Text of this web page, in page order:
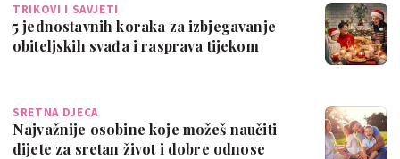
TRIKOVI I SAVJETI
5 jednostavnih koraka za izbjegavanje
obiteljskih svađa i rasprava tijekom
SRETNA DJECA
Najvažnije osobine koje možeš naučiti
dijete za sretan život i dobre odnose